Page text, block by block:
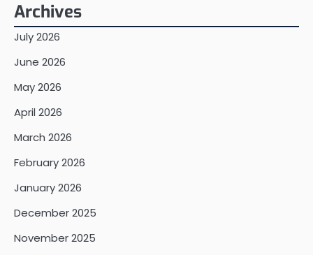
Archives
July 2026
June 2026
May 2026
April 2026
March 2026
February 2026
January 2026
December 2025
November 2025